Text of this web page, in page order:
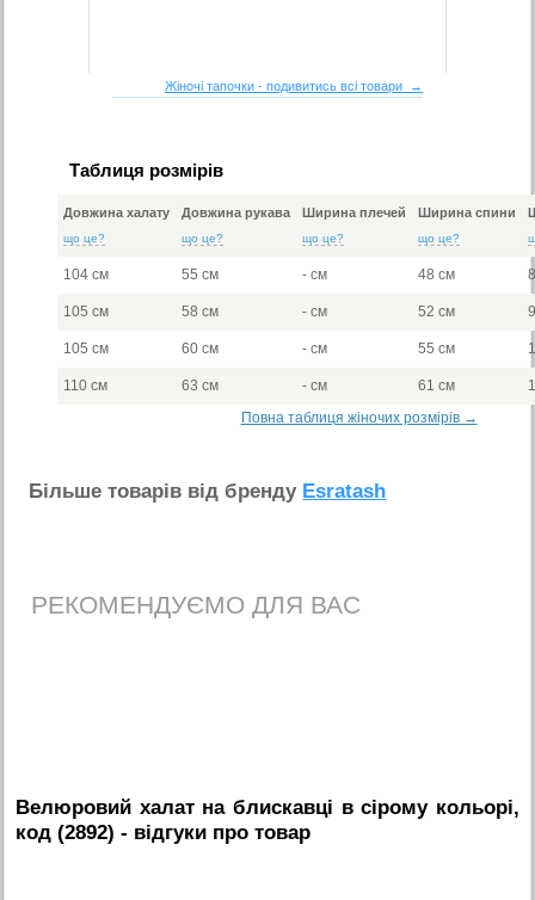
Жіночі тапочки - подивитись всі товари →
Таблиця розмірів
Довжина халату
що це?
Довжина рукава
що це?
Ширина плечей
що це?
Ширина спини
що це?
104 см 55 см - см 48 см
105 см 58 см - см 52 см
105 см 60 см - см 55 см
110 см 63 см - см 61 см
Повна таблиця жіночих розмірів →
Бiльше товарiв вiд бренду Esratash
РЕКОМЕНДУЄМО ДЛЯ ВАС
Велюровий халат на блискавці в сірому кольорі,
код (2892) - вiдгуки про товар